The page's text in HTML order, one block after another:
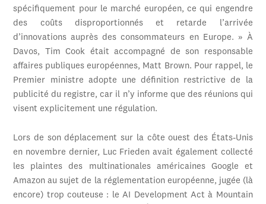
spécifiquement pour le marché européen, ce qui engendre
des coûts disproportionnés et retarde l’arrivée
d’innovations auprès des consommateurs en Europe. » À
Davos, Tim Cook était accompagné de son responsable
affaires publiques européennes, Matt Brown. Pour rappel, le
Premier ministre adopte une définition restrictive de la
publicité du registre, car il n’y informe que des réunions qui
visent explicitement une régulation.
Lors de son déplacement sur la côte ouest des États-Unis
en novembre dernier, Luc Frieden avait également collecté
les plaintes des multinationales américaines Google et
Amazon au sujet de la réglementation européenne, jugée (là
encore) trop couteuse : le AI Development Act à Mountain